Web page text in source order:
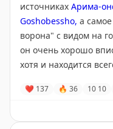
источниках Арима-
Goshobessho, а
ворона" с видом на
он очень хорошо
хотя и находится
традиционные
❤ 137 🔥 36 10 10